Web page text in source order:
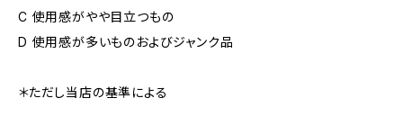
C 使用感がやや目立つもの
D 使用感が多いものおよびジャンク品
＊ただし当店の基準による